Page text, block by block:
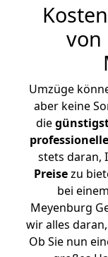
von
Umzüge
aber keine
die
stets daran,
Preisezu
bei
Meyenburg
wir alles
Ob Sie nun